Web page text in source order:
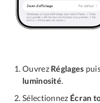
Ouvrez Réglages
luminosité
Sélectionnez Écran